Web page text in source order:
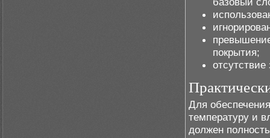
покрытия;
Для
температуру и
должен